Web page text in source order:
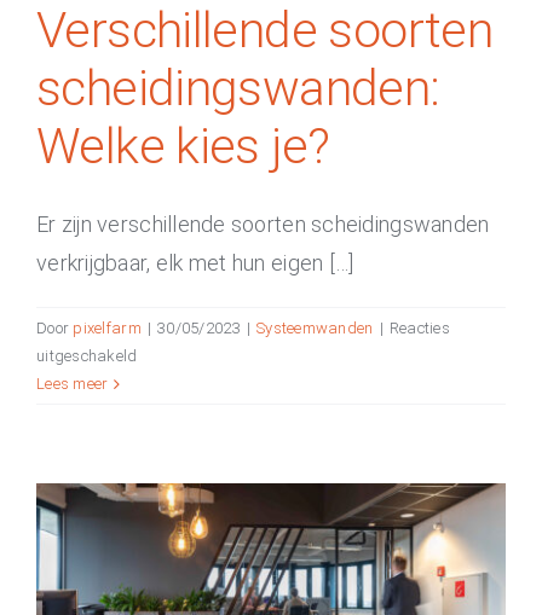
Verschillende soorten
scheidingswanden:
Welke kies je?
Er zijn verschillende soorten scheidingswanden
verkrijgbaar, elk met hun eigen […]
Door pixelfarm | 30/05/2023 | Systeemwanden | Reacties
uitgeschakeld
kies
Lees meer